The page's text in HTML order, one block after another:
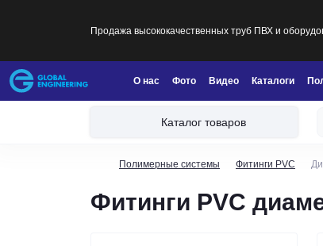
Продажа высококачественных труб ПВХ и
О нас Фото Видео Каталоги
Каталог товаров
Полимерные системы Фитинги PVC
Фитинги PVC